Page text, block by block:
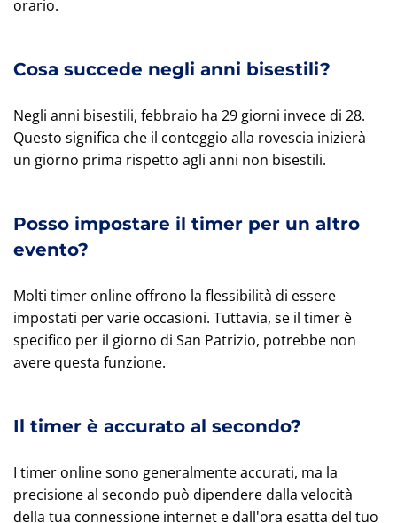
orario.
Cosa succede negli anni bisestili?
Negli anni bisestili, febbraio ha 29 giorni invece di 28.
Questo significa che il conteggio alla rovescia inizierà
un giorno prima rispetto agli anni non bisestili.
Posso impostare il timer per un altro
evento?
Molti timer online offrono la flessibilità di essere
impostati per varie occasioni. Tuttavia, se il timer è
specifico per il giorno di San Patrizio, potrebbe non
avere questa funzione.
Il timer è accurato al secondo?
I timer online sono generalmente accurati, ma la
precisione al secondo può dipendere dalla velocità
della tua connessione internet e dall'ora esatta del tuo